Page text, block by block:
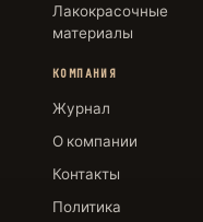
Лакокрасочные
материалы
КОМПАНИЯ
Журнал
О компании
Контакты
Политика